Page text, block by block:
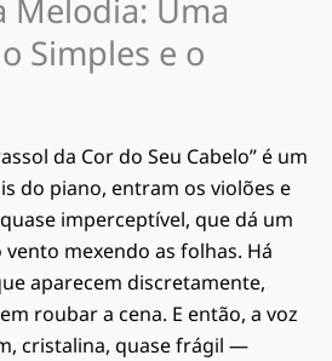
Melodia: Uma
Simples e o
da Cor do Seu Cabelo” é um
do piano, entram os violões e
imperceptível, que dá um
mexendo as folhas. Há
aparecem discretamente,
roubar a cena. E então, a voz
cristalina, quase frágil —